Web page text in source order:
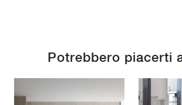
Potrebbero piacerti